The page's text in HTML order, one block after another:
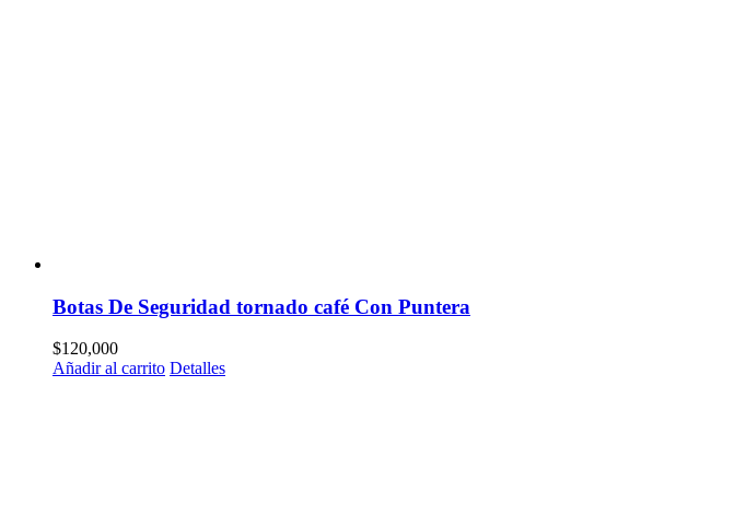
Botas De Seguridad tornado café Con Puntera
$120,000
Añadir al carrito Detalles